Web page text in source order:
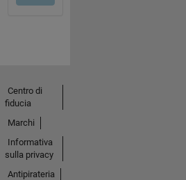
Centro di
fiducia
Marchi
Informativa
sulla privacy
Antipirateria